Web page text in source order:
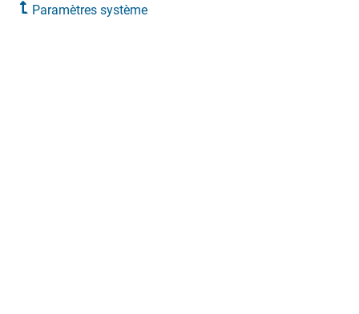
Paramètres système